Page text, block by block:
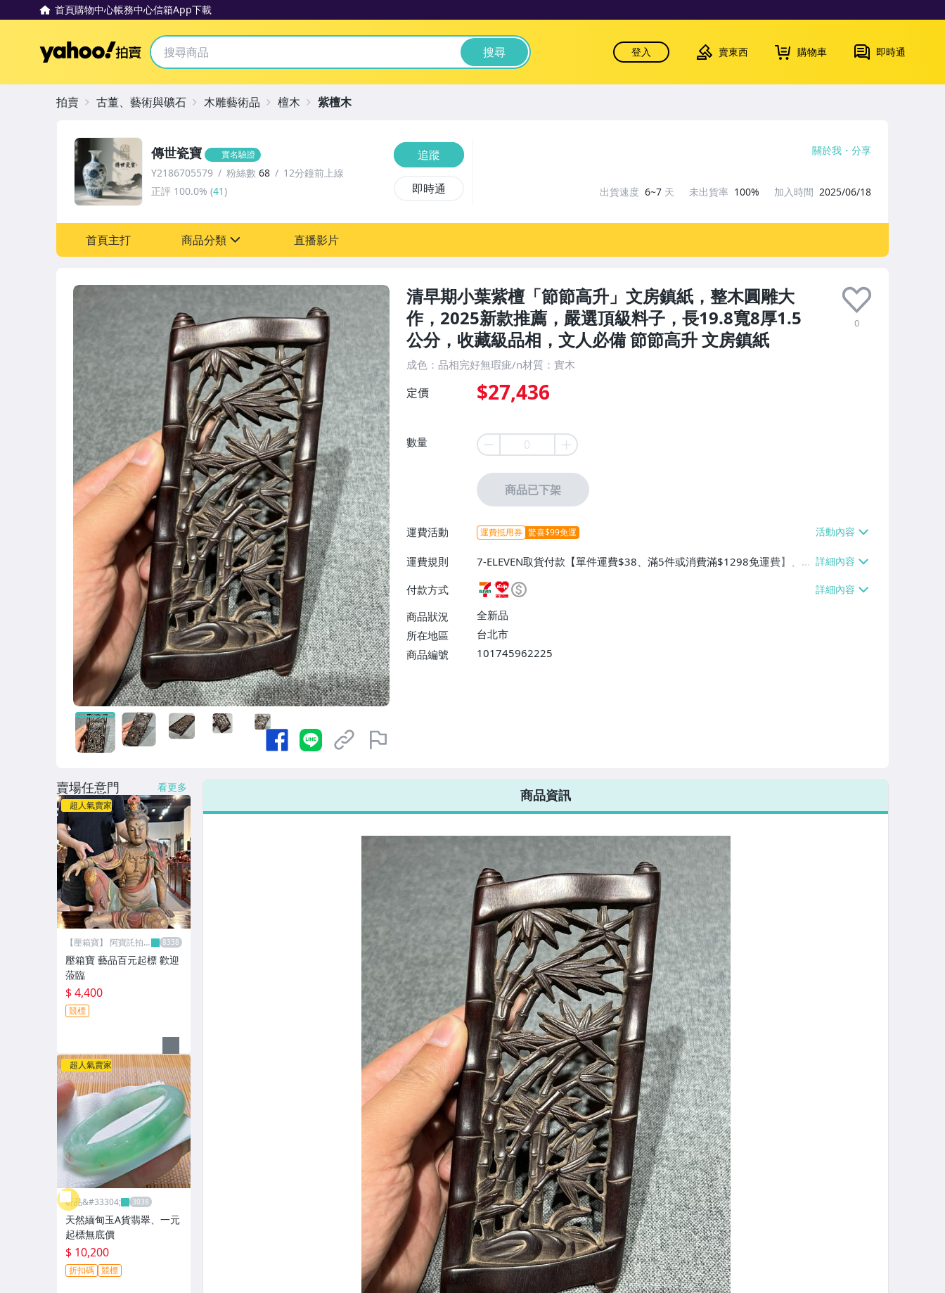
首頁購物中心帳務中心信箱App下載
Yahoo拍賣 搜尋 登入 賣東西 購物車 即時通
清早期小葉紫檀「節節高升」文房鎮紙，整木圓雕大
作，2025新款推薦，嚴選頂級料子，長19.8寬8厚1.5
公分，收藏級品相，文人必備 節節高升 文房鎮紙
0
成色：品相完好無瑕疵/n材質：實木
定價 $27,436
數量
商品已下架
運費活動 運費抵用券 驚喜$99免運
運費規則
7-ELEVEN取貨付款【單件運費$38、滿5件或消費滿$1298免運費】、7-
ELEVEN取貨不付款【免運費】、萊爾富取貨付款【單件運費$60、滿5件
或消費滿$1298免運費】、宅配/貨運【單件運費$120、滿5件或消費滿
$1598免運費】
付款方式
商品狀況
全新品
所在地區
台北市
商品編號
101745962225
傳世瓷寶 實名驗證
Y2186705579 粉絲數 68
12分鐘前上線
正評 100.0% (41)
追蹤
即時通
關於我 分享
出貨速度 6~7 天 未出貨率 100% 加入時間 2025/06/18
首頁主打 商品分類 直播影片
拍賣 古董、藝術與礦石 木雕藝術品 檀木 紫檀木
商品資訊
賣場任意門 看更多
超人氣賣家
【壓箱寶】 阿寶託拍
壓箱寶 藝品百元起標 歡迎
蒞臨
$ 4,400
競標
超人氣賣家
昕品&#33304;
天然緬甸玉A貨翡翠、一元
起標無底價
$ 10,200
折扣碼 競標